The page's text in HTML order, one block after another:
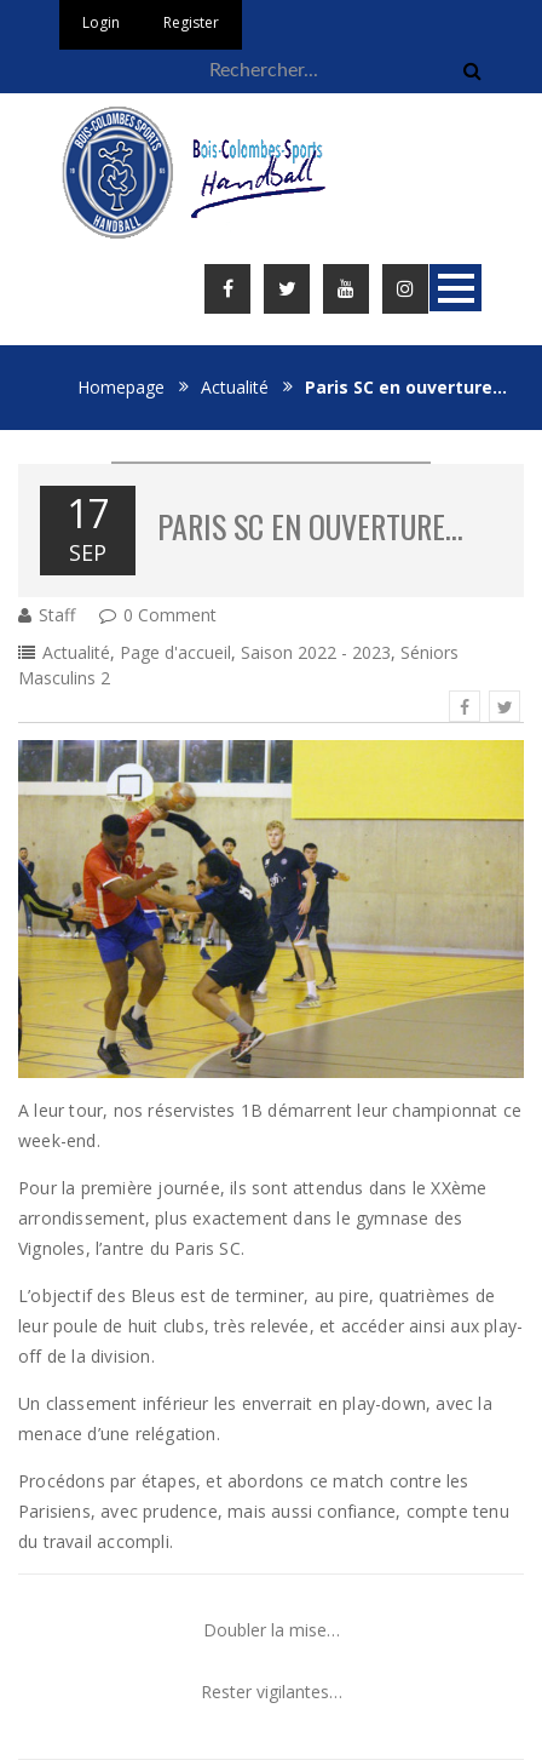
Login Register
Homepage Actualité Paris SC en ouverture…
17
SEP
PARIS SC EN OUVERTURE…
Staff
0 Comment
Actualité, Page d'accueil, Saison 2022 - 2023, Séniors
Masculins 2
A leur tour, nos réservistes 1B démarrent leur championnat ce
week-end.
Pour la première journée, ils sont attendus dans le XXème
arrondissement, plus exactement dans le gymnase des
Vignoles, l’antre du Paris SC.
L’objectif des Bleus est de terminer, au pire, quatrièmes de
leur poule de huit clubs, très relevée, et accéder ainsi aux play-
off de la division.
Un classement inférieur les enverrait en play-down, avec la
menace d’une relégation.
Procédons par étapes, et abordons ce match contre les
Parisiens, avec prudence, mais aussi confiance, compte tenu
du travail accompli.
Doubler la mise…
Rester vigilantes…